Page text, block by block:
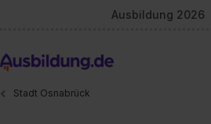
Ausbildung 2026
Stadt Osnabrück